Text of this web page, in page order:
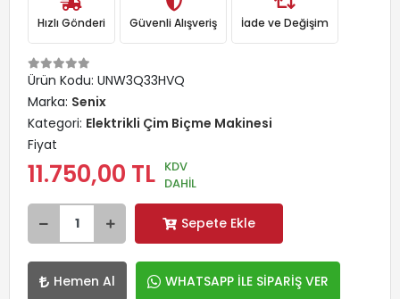
Hızlı Gönderi Güvenli Alışveriş İade ve Değişim
Ürün Kodu: UNW3Q33HVQ
Marka: Senix
Kategori: Elektrikli Çim Biçme Makinesi
Fiyat
11.750,00 TL KDV
DAHİL
Sepete Ekle
Hemen Al WHATSAPP İLE SİPARİŞ VER